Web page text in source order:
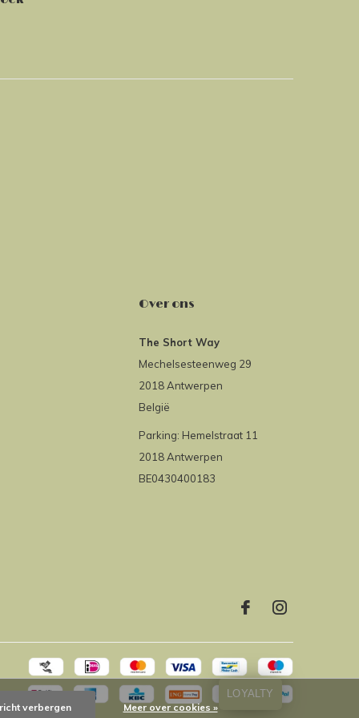
Over ons
The Short Way
Mechelsesteenweg 29
2018 Antwerpen
België
Parking: Hemelstraat 11
2018 Antwerpen
BE0430400183
verbergen Meer over cookies »
LOYALTY